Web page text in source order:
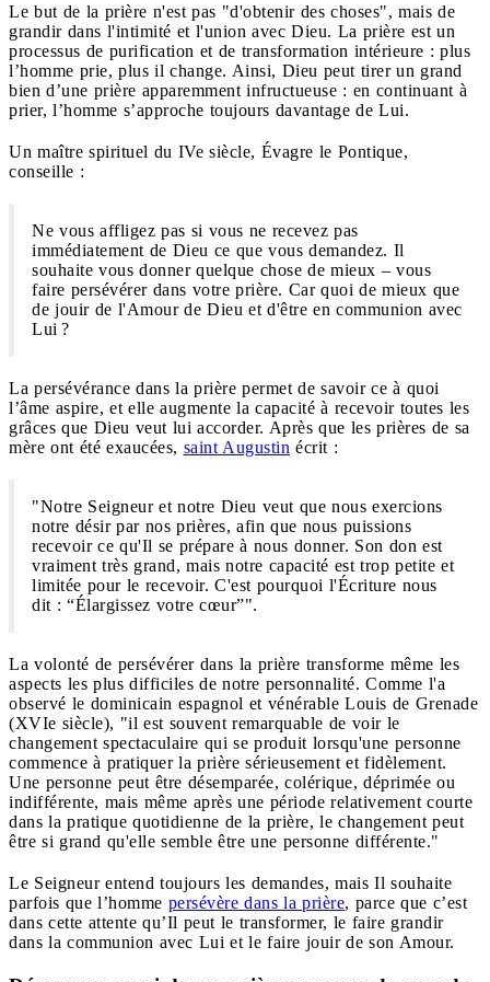
Le but de la prière n'est pas "d'obtenir des choses", mais de
grandir dans l'intimité et l'union avec Dieu. La prière est un
processus de purification et de transformation intérieure : plus
l’homme prie, plus il change. Ainsi, Dieu peut tirer un grand
bien d’une prière apparemment infructueuse : en continuant à
prier, l’homme s’approche toujours davantage de Lui.
Un maître spirituel du IVe siècle, Évagre le Pontique,
conseille :
Ne vous affligez pas si vous ne recevez pas
immédiatement de Dieu ce que vous demandez. Il
souhaite vous donner quelque chose de mieux – vous
faire persévérer dans votre prière. Car quoi de mieux que
de jouir de l'Amour de Dieu et d'être en communion avec
Lui ?
La persévérance dans la prière permet de savoir ce à quoi
l’âme aspire, et elle augmente la capacité à recevoir toutes les
grâces que Dieu veut lui accorder. Après que les prières de sa
mère ont été exaucées, saint Augustin écrit :
"Notre Seigneur et notre Dieu veut que nous exercions
notre désir par nos prières, afin que nous puissions
recevoir ce qu'Il se prépare à nous donner. Son don est
vraiment très grand, mais notre capacité est trop petite et
limitée pour le recevoir. C'est pourquoi l'Écriture nous
dit : “Élargissez votre cœur”".
La volonté de persévérer dans la prière transforme même les
aspects les plus difficiles de notre personnalité. Comme l'a
observé le dominicain espagnol et vénérable Louis de Grenade
(XVIe siècle), "il est souvent remarquable de voir le
changement spectaculaire qui se produit lorsqu'une personne
commence à pratiquer la prière sérieusement et fidèlement.
Une personne peut être désemparée, colérique, déprimée ou
indifférente, mais même après une période relativement courte
dans la pratique quotidienne de la prière, le changement peut
être si grand qu'elle semble être une personne différente."
Le Seigneur entend toujours les demandes, mais Il souhaite
parfois que l’homme persévère dans la prière, parce que c’est
dans cette attente qu’Il peut le transformer, le faire grandir
dans la communion avec Lui et le faire jouir de son Amour.